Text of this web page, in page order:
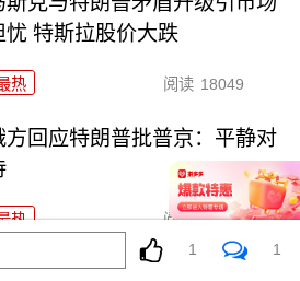
忧 特斯拉股价大跌
热 阅读 18049
方回应特朗普批普京：平静对
热 阅读 25547
全球经历了有记录以来第三热
1 1